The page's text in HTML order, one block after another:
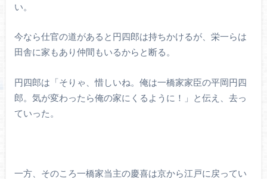
い。
今なら仕官の道があると円四郎は持ちかけるが、栄一らは
田舎に家もあり仲間もいるからと断る。
円四郎は「そりゃ、惜しいね。俺は一橋家家臣の平岡円四
郎。気が変わったら俺の家にくるように！」と伝え、去っ
ていった。
一方、そのころ一橋家当主の慶喜は京から江戸に戻ってい